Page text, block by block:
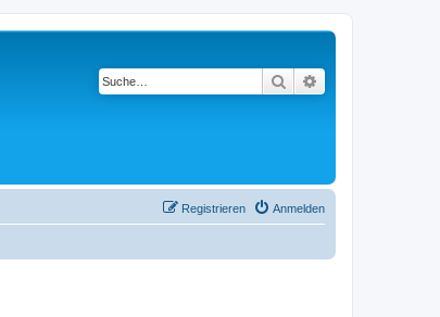
Suche
Anmelden
Registrieren